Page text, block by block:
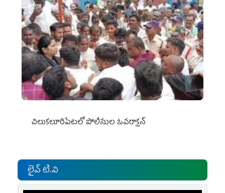
చిలుక‌లూరిపేట‌లో పోలీసుల ఓవ‌రాక్ష‌న్‌
లైవ్ టి.వి